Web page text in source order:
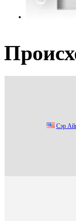
Сэp